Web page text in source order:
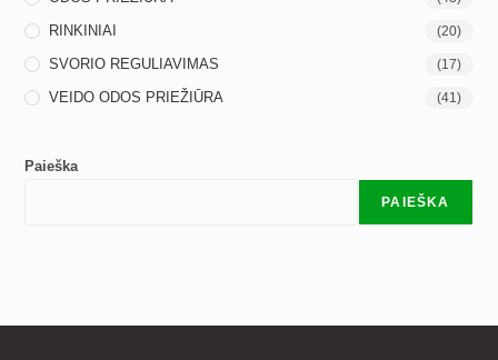
RINKINIAI (20)
SVORIO REGULIAVIMAS (17)
VEIDO ODOS PRIEŽIŪRA (41)
Paieška
PAIEŠKA